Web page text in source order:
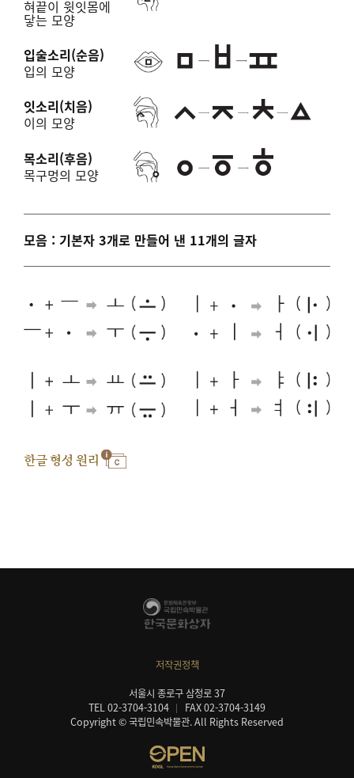
혀끝이 윗잇몸에
닿는 모양
입술소리(순음)
입의 모양
잇소리(치음)
이의 모양
목소리(후음)
목구멍의 모양
모음 : 기본자 3개로 만들어 낸 11개의 글자
한글 형성 원리
저작권정책
서울시 종로구 삼청로 37
TEL 02-3704-3104
FAX 02-3704-3149
Copyright © 국립민속박물관. All Rights Reserved